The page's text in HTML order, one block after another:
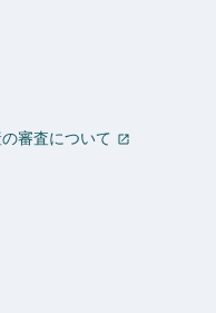
審査について